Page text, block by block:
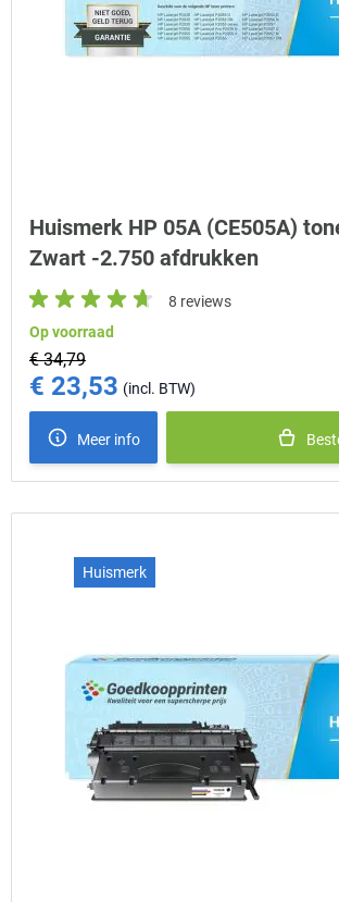
Huismerk HP 05A (CE505A)
Zwart -2.750 afdrukken
8 reviews
Op voorraad
€ 34,79
Special Price
€ 23,53
Meer info
Huismerk